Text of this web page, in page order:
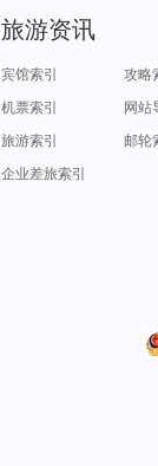
旅游资讯
宾馆索引
攻略
机票索引
网站
旅游索引
邮轮
企业差旅索引